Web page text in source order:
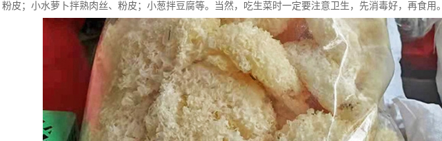
皮；小水萝卜拌熟肉丝、粉皮；小葱拌豆腐等。当然，吃生菜时一定要注意卫生，先消毒好，再食用。